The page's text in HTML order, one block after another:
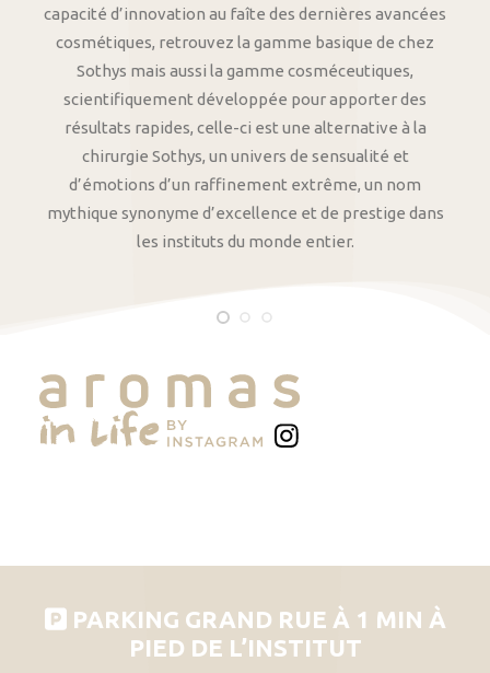
capacité d’innovation au faîte des dernières avancées
cosmétiques, retrouvez la gamme basique de chez
Sothys mais aussi la gamme cosméceutiques,
scientifiquement développée pour apporter des
résultats rapides, celle-ci est une alternative à la
chirurgie Sothys, un univers de sensualité et
d’émotions d’un raffinement extrême, un nom
mythique synonyme d’excellence et de prestige dans
les instituts du monde entier.
PARKING GRAND RUE À 1 MIN À
PIED DE L’INSTITUT